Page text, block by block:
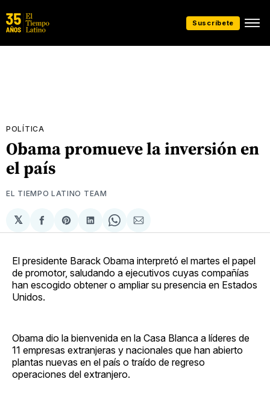
Suscríbete
POLÍTICA
Obama promueve la inversión en
el país
EL TIEMPO LATINO TEAM
𝕏
Compartir
en
Share
on
Compartir
en
Share
on
Compartir
via
El presidente Barack Obama interpretó el martes el papel
de promotor, saludando a ejecutivos cuyas compañías
han escogido obtener o ampliar su presencia en Estados
Unidos.
Obama dio la bienvenida en la Casa Blanca a líderes de
11 empresas extranjeras y nacionales que han abierto
plantas nuevas en el país o traído de regreso
operaciones del extranjero.